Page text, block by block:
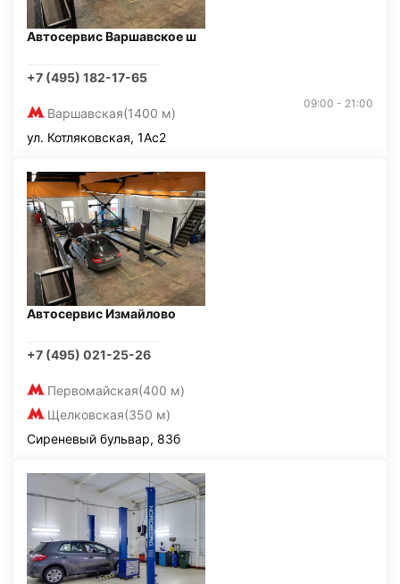
Автосервис Варшавское ш
+7 (495) 182-17-65
Варшавская(1400 м)
09:00 - 21:00
ул. Котляковская, 1Ас2
Автосервис Измайлово
+7 (495) 021-25-26
Первомайская(400 м)
Щелковская(350 м)
Сиреневый бульвар, 83б